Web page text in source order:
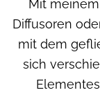
Mit
Diffusoren
mit dem
sich